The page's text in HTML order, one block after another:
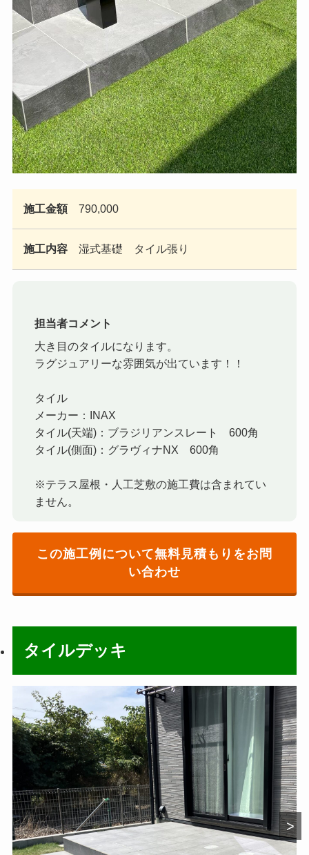
施工金額 790,000
施工内容 湿式基礎 タイル張り
担当者コメント
大き目のタイルになります。
ラグジュアリーな雰囲気が出ています！！
タイル
メーカー：INAX
タイル(天端)：ブラジリアンスレート 600角
タイル(側面)：グラヴィナNX 600角
※テラス屋根・人工芝敷の施工費は含まれてい
ません。
この施工例について無料見積もりをお問
い合わせ
タイルデッキ